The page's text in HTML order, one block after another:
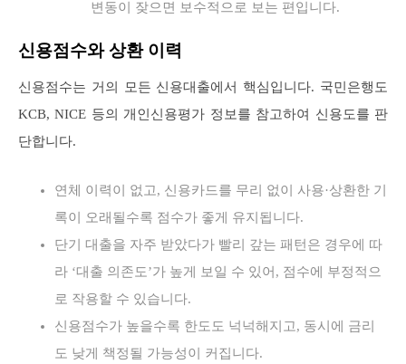
변동이 잦으면 보수적으로 보는 편입니다.
신용점수와 상환 이력
신용점수는 거의 모든 신용대출에서 핵심입니다. 국민은행도
KCB, NICE 등의 개인신용평가 정보를 참고하여 신용도를 판
단합니다.
연체 이력이 없고, 신용카드를 무리 없이 사용·상환한 기
록이 오래될수록 점수가 좋게 유지됩니다.
단기 대출을 자주 받았다가 빨리 갚는 패턴은 경우에 따
라 ‘대출 의존도’가 높게 보일 수 있어, 점수에 부정적으
로 작용할 수 있습니다.
신용점수가 높을수록 한도도 넉넉해지고, 동시에 금리
도 낮게 책정될 가능성이 커집니다.